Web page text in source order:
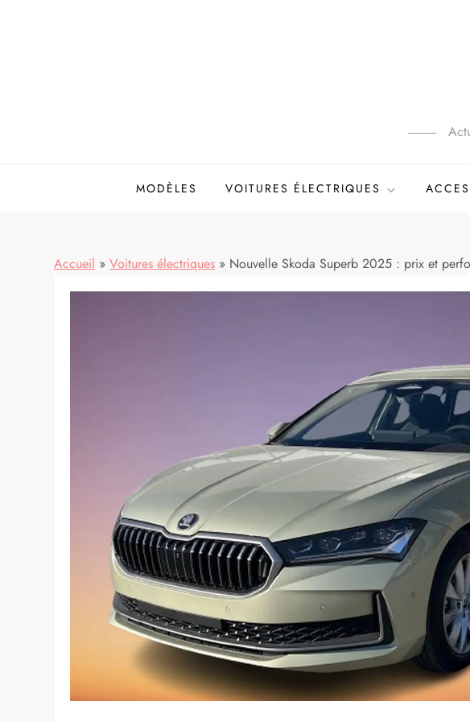
MODÈLES VOITURES ÉLECTRIQUES
Accueil » Voitures électriques » Nouvelle Skoda Superb 2025 : prix et